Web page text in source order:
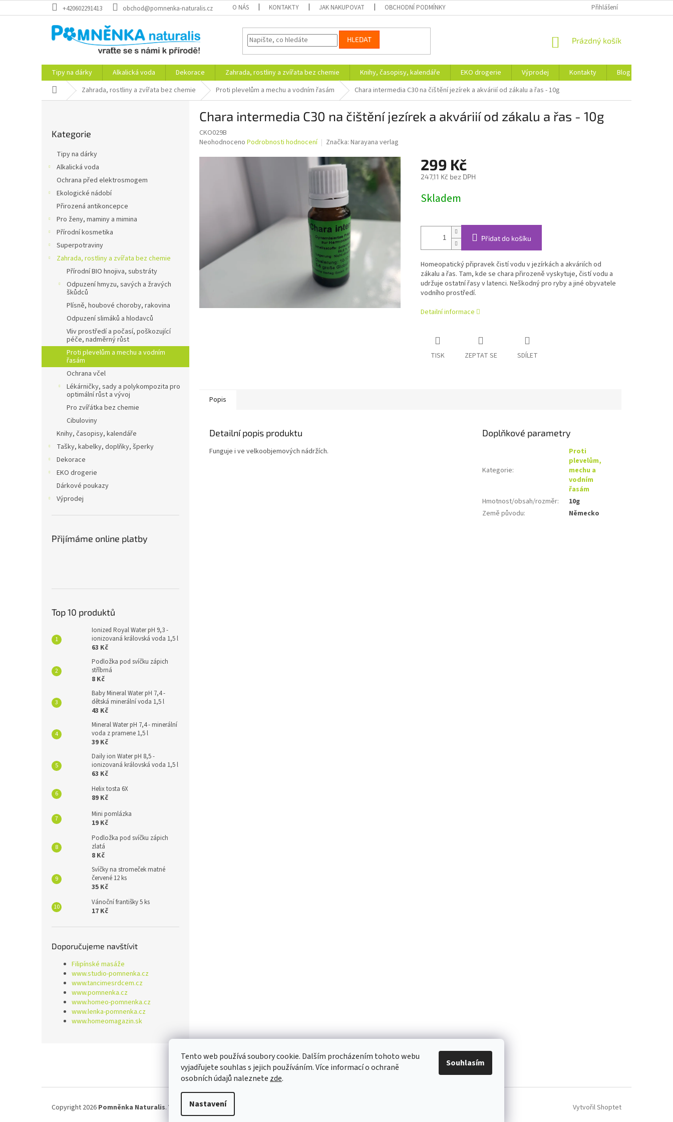
Tento web používá soubory cookie. Dalším procházením tohoto webu
vyjadřujete souhlas s jejich používáním. Více informací o ochraně
osobních údajů naleznete zde.
Nastavení
Souhlasím
na
+420602291413 obchod@pomnenka-naturalis.cz O NÁS KONTAKTY JAK NAKUPOVAT OBCHODNÍ PODMÍNKY ZÁSADY OCHRANY OSOBNÍCH ÚDAJŮ A SOUBORY COOKIES
Přihlášení
HLEDAT
NÁKUPNÍ
Prázdný košík
Tipy na dárky Alkalická voda Dekorace Zahrada, rostliny a zvířata bez chemie Knihy, časopisy, kalendáře EKO drogerie Výprodej Kontakty Blog
Domů Zahrada, rostliny a zvířata bez chemie Proti plevelům a mechu a vodním řasám Chara intermedia C30 na čištění jezírek a akváriií od zákalu a řas - 10g
kategorie
Kategorie
Tipy na dárky
Alkalická voda
Ochrana před elektrosmogem
Ekologické nádobí
Přirozená antikoncepce
Pro ženy, maminy a mimina
Přírodní kosmetika
Superpotraviny
Zahrada, rostliny a zvířata bez chemie
Přírodní BIO hnojiva, substráty
Odpuzení hmyzu, savých a žravých
škůdců
Plísně, houbové choroby, rakovina
Odpuzení slimáků a hlodavců
Vliv prostředí a počasí, poškozující
péče, nadměrný růst
Proti plevelům a mechu a vodním
řasám
Ochrana včel
Lékárničky, sady a polykompozita pro
optimální růst a vývoj
Pro zvířátka bez chemie
Cibuloviny
Knihy, časopisy, kalendáře
Tašky, kabelky, doplňky, šperky
Dekorace
EKO drogerie
Dárkové poukazy
Výprodej
Přijímáme online platby
Top 10 produktů
Ionized Royal Water pH 9,3 -
ionizovaná královská voda 1,5 l
63 Kč
Podložka pod svíčku zápich
stříbrná
8 Kč
Baby Mineral Water pH 7,4 -
dětská minerální voda 1,5 l
43 Kč
Mineral Water pH 7,4 - minerální
voda z pramene 1,5 l
39 Kč
Daily ion Water pH 8,5 -
ionizovaná královská voda 1,5 l
63 Kč
Helix tosta 6X
89 Kč
Mini pomlázka
19 Kč
Podložka pod svíčku zápich
zlatá
8 Kč
Svíčky na stromeček matné
červené 12 ks
35 Kč
Vánoční františky 5 ks
17 Kč
Doporučujeme navštívit
Filipínské masáže
www.studio-pomnenka.cz
www.tancimesrdcem.cz
www.pomnenka.cz
www.homeo-pomnenka.cz
www.lenka-pomnenka.cz
www.homeomagazin.sk
Chara intermedia C30 na čištění jezírek a akváriií od zákalu a řas - 10g
CKO029B
Průměrné
Neohodnoceno Podrobnosti hodnocení Značka: Narayana verlag
299 Kč
247,11 Kč bez DPH
cena:
Skladem
Přidat do košíku
Homeopatický připravek čistí vodu v jezírkách a akváriích od
zákalu a řas. Tam, kde se chara přirozeně vyskytuje, čistí vodu a
udržuje ostatní řasy v latenci. Neškodný pro ryby a jiné obyvatele
vodního prostředí.
Detailní informace
TISK ZEPTAT SE SDÍLET
Popis
Detailní popis produktu
Funguje i ve velkoobjemových nádržích.
Doplňkové parametry
Kategorie:
Proti
plevelům,
mechu a
vodním
řasám
Hmotnost/obsah/rozměr:
10g
Země původu: Německo
Vytvořil Shoptet
Copyright 2026 Pomněnka Naturalis. Všechna práva vyhrazena.